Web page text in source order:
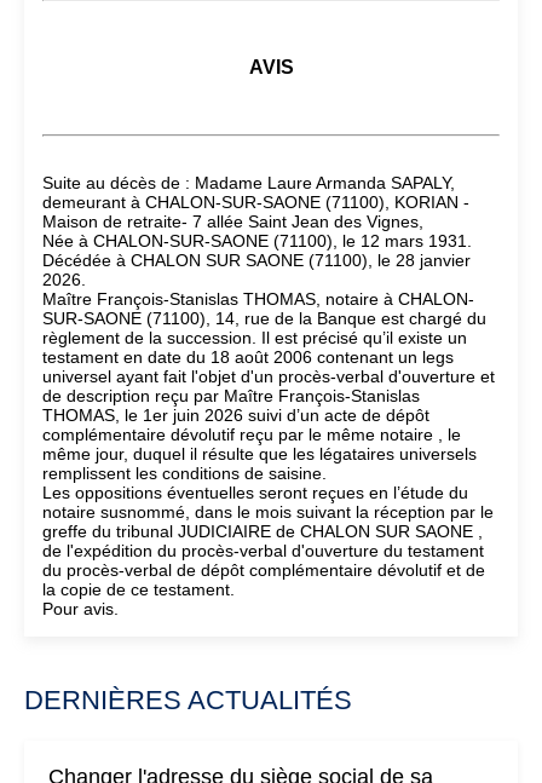
AVIS
Suite au décès de : Madame Laure Armanda SAPALY,
demeurant à CHALON-SUR-SAONE (71100), KORIAN -
Maison de retraite- 7 allée Saint Jean des Vignes,
Née à CHALON-SUR-SAONE (71100), le 12 mars 1931.
Décédée à CHALON SUR SAONE (71100), le 28 janvier
2026.
Maître François-Stanislas THOMAS, notaire à CHALON-
SUR-SAONE (71100), 14, rue de la Banque est chargé du
règlement de la succession. Il est précisé qu’il existe un
testament en date du 18 août 2006 contenant un legs
universel ayant fait l'objet d'un procès-verbal d'ouverture et
de description reçu par Maître François-Stanislas
THOMAS, le 1er juin 2026 suivi d’un acte de dépôt
complémentaire dévolutif reçu par le même notaire , le
même jour, duquel il résulte que les légataires universels
remplissent les conditions de saisine.
Les oppositions éventuelles seront reçues en l’étude du
notaire susnommé, dans le mois suivant la réception par le
greffe du tribunal JUDICIAIRE de CHALON SUR SAONE ,
de l'expédition du procès-verbal d'ouverture du testament
du procès-verbal de dépôt complémentaire dévolutif et de
la copie de ce testament.
Pour avis.
DERNIÈRES ACTUALITÉS
Changer l'adresse du siège social de sa